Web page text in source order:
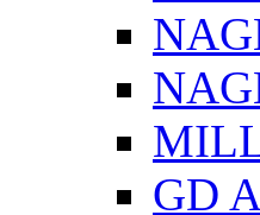
GD